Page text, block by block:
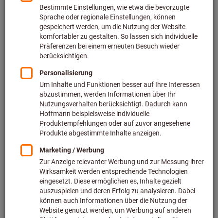
zzgl. MwSt. zzgl. Versandkosten
Zu den Varianten
Maschinen-Gewindebohrer Form
B DIN 371 unbeschichtet
Art.-Nr.: 131150
Lieferbar
19 Varianten
zzgl. MwSt.zzgl. Versandkosten
Zu den Varianten